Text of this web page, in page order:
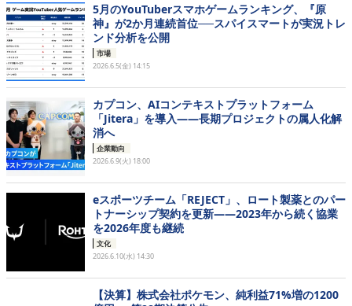
5月のYouTuberスマホゲームランキング、『原
神』が2か月連続首位──スパイスマートが実況トレ
ンド分析を公開
市場
2026.6.5(金) 14:15
カプコン、AIコンテキストプラットフォーム
「Jitera」を導入——長期プロジェクトの属人化解
消へ
企業動向
2026.6.9(火) 18:00
eスポーツチーム「REJECT」、ロート製薬とのパー
トナーシップ契約を更新——2023年から続く協業
を2026年度も継続
文化
2026.6.10(水) 14:30
【決算】株式会社ポケモン、純利益71%増の1200